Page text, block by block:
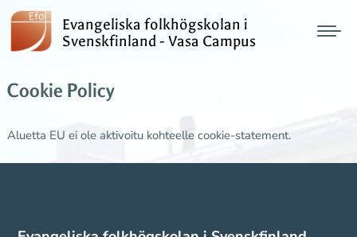
Evangeliska folkhögskolan i
Svenskfinland - Vasa Campus
Cookie Policy
Aluetta EU ei ole aktivoitu kohteelle cookie-statement.